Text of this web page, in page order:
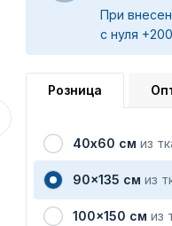
При
с нуля
Розница
40х60 см из
90x135 см из
100x150 см из